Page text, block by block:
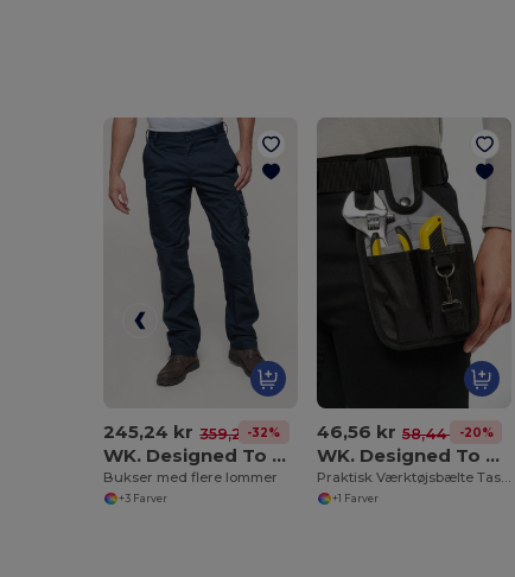
245,24 kr 359,24 kr
-32%
WK. Designed To Work WK795
Bukser med flere lommer
+3 Farver
46,56 kr 58,44 kr-20%
WK. Designed To Work WKI0303
Praktisk Værktøjsbælte Taske med 7 Rum
+1 Farver